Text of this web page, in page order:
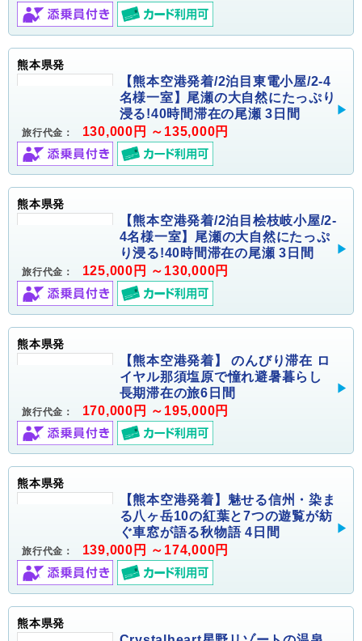
熊本県発
【熊本空港発着/2泊目東電小屋/2-4
名様一室】尾瀬の大自然にたっぷり
浸る!40時間滞在の尾瀬 3日間
旅行代金： 130,000円 ～135,000円
熊本県発
【熊本空港発着/2泊目桧枝岐小屋/2-
4名様一室】尾瀬の大自然にたっぷ
り浸る!40時間滞在の尾瀬 3日間
旅行代金： 125,000円 ～130,000円
熊本県発
【熊本空港発着】 のんびり滞在 ロ
イヤル那須塩原で憧れ避暑暮らし
長期滞在の旅6日間
旅行代金： 170,000円 ～195,000円
熊本県発
【熊本空港発着】魅せる信州・染ま
る八ヶ岳10の紅葉と7つの遊覧が紡
ぐ車窓が語る秋物語 4日間
旅行代金： 139,000円 ～174,000円
熊本県発